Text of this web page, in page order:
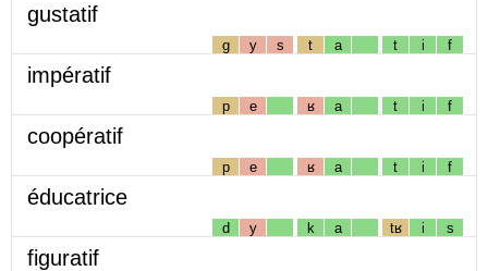
gustatif
g y s t a t i f
impératif
p e ʁ a t i f
coopératif
p e ʁ a t i f
éducatrice
d y k a tʁ i s
figuratif